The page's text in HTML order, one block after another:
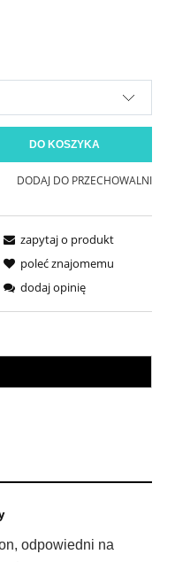
DO KOSZYKA
DODAJ DO PRZECHOWALNI
zapytaj o produkt
poleć znajomemu
dodaj opinię
KOSZTÓW PŁATNOŚCI
odpowiedni na